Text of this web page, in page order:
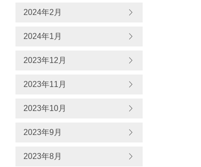
2024年2月
2024年1月
2023年12月
2023年11月
2023年10月
2023年9月
2023年8月